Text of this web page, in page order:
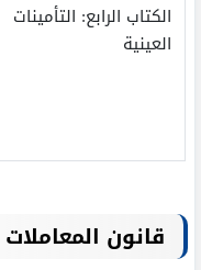
الكتاب الرابع: التأمينات
العينية
قانون